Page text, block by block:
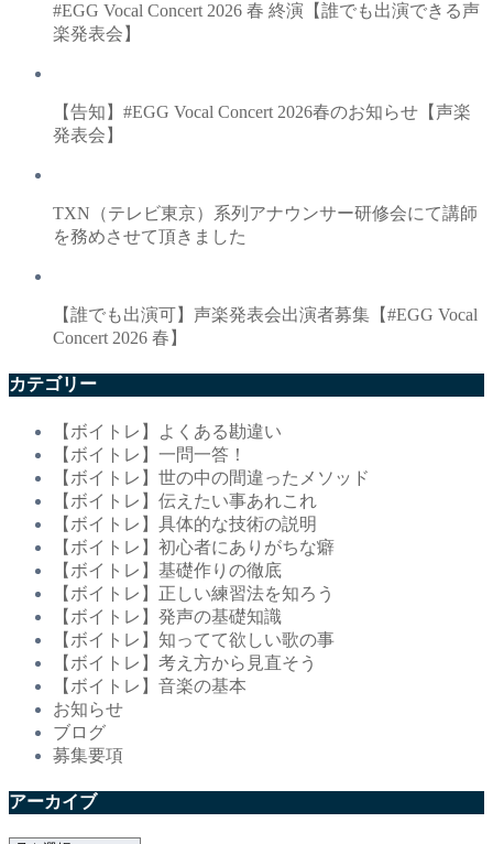
#EGG Vocal Concert 2026 春 終演【誰でも出演できる声
楽発表会】
【告知】#EGG Vocal Concert 2026春のお知らせ【声楽
発表会】
TXN（テレビ東京）系列アナウンサー研修会にて講師
を務めさせて頂きました
【誰でも出演可】声楽発表会出演者募集【#EGG Vocal
Concert 2026 春】
カテゴリー
【ボイトレ】よくある勘違い
【ボイトレ】一問一答！
【ボイトレ】世の中の間違ったメソッド
【ボイトレ】伝えたい事あれこれ
【ボイトレ】具体的な技術の説明
【ボイトレ】初心者にありがちな癖
【ボイトレ】基礎作りの徹底
【ボイトレ】正しい練習法を知ろう
【ボイトレ】発声の基礎知識
【ボイトレ】知ってて欲しい歌の事
【ボイトレ】考え方から見直そう
【ボイトレ】音楽の基本
お知らせ
ブログ
募集要項
アーカイブ